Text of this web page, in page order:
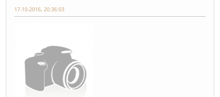
17-10-2016, 20:36:03